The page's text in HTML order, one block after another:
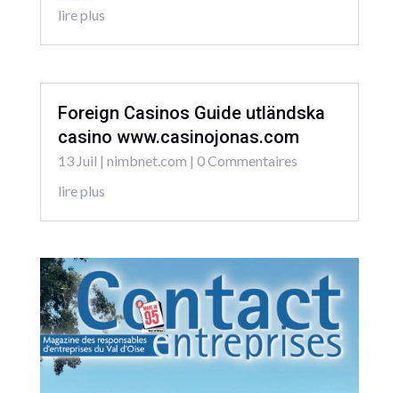
lire plus
Foreign Casinos Guide utländska
casino www.casinojonas.com
13 Juil | nimbnet.com | 0 Commentaires
lire plus